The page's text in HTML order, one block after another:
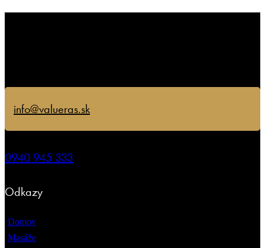
info@valueras.sk
0940 945 333
Odkazy
Domov
Masáže